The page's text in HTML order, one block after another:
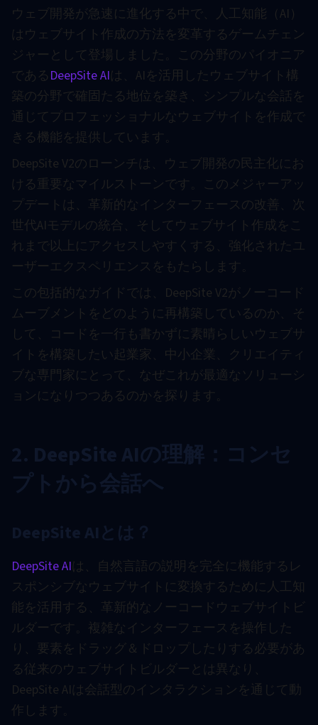
ウェブ開発が急速に進化する中で、人工知能（AI）
はウェブサイト作成の方法を変革するゲームチェン
ジャーとして登場しました。この分野のパイオニア
である DeepSite AIは、AIを活用したウェブサイト構
築の分野で確固たる地位を築き、シンプルな会話を
通じてプロフェッショナルなウェブサイトを作成で
きる機能を提供しています。
DeepSite V2のローンチは、ウェブ開発の民主化にお
ける重要なマイルストーンです。このメジャーアッ
プデートは、革新的なインターフェースの改善、次
世代AIモデルの統合、そしてウェブサイト作成をこ
れまで以上にアクセスしやすくする、強化されたユ
ーザーエクスペリエンスをもたらします。
この包括的なガイドでは、DeepSite V2がノーコード
ムーブメントをどのように再構築しているのか、そ
して、コードを一行も書かずに素晴らしいウェブサ
イトを構築したい起業家、中小企業、クリエイティ
ブな専門家にとって、なぜこれが最適なソリューシ
ョンになりつつあるのかを探ります。
2. DeepSite AIの理解：コンセ
プトから会話へ
DeepSite AIとは？
DeepSite AIは、自然言語の説明を完全に機能するレ
スポンシブなウェブサイトに変換するために人工知
能を活用する、革新的なノーコードウェブサイトビ
ルダーです。複雑なインターフェースを操作した
り、要素をドラッグ＆ドロップしたりする必要があ
る従来のウェブサイトビルダーとは異なり、
DeepSite AIは会話型のインタラクションを通じて動
作します。